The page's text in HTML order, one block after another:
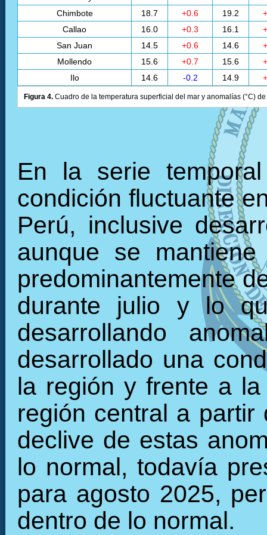
Chimbote
18.7 +0.6 19.2
Callao
16.0 +0.3 16.1
San Juan
14.5 +0.6 14.6
Mollendo
15.6 +0.7 15.6
Ilo
14.6 -0.2 14.9
Figura 4. Cuadro de la temperatura superficial del mar y anomalías (°C)
En la serie
condición fluctuante
Perú, inclusive
aunque se
predominantemente
durante julio y lo
desarrollando
desarrollado una
la región y frente a
región central a
declive de estas
lo normal, todavía
para agosto 2025,
dentro de lo normal.